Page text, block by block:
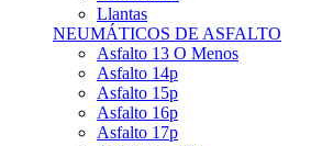
NEUMÁTICOS DE ASFALTO
Asfalto 13 O Menos
Asfalto 14p
Asfalto 15p
Asfalto 16p
Asfalto 17p
Asfalto >= 18p